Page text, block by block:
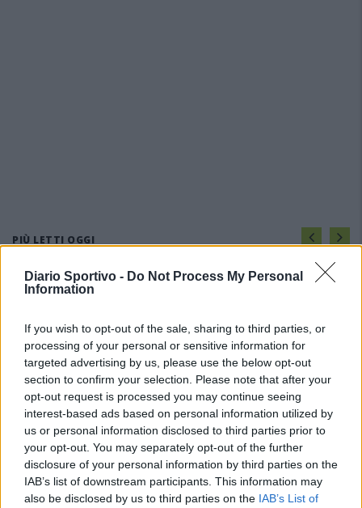
Diario Sportivo - Do Not Process My Personal
Information
If you wish to opt-out of the sale, sharing to third parties, or
processing of your personal or sensitive information for
targeted advertising by us, please use the below opt-out
section to confirm your selection. Please note that after your
opt-out request is processed you may continue seeing
interest-based ads based on personal information utilized by
us or personal information disclosed to third parties prior to
your opt-out. You may separately opt-out of the further
disclosure of your personal information by third parties on the
IAB’s list of downstream participants. This information may
also be disclosed by us to third parties on the IAB’s List of
PIÙ LETTI OGGI
8 Ago 2026
Il Latte Dolce prende Dumani dalla Torres,
Mascia, Sorgente, Lopes, Limberti e Cherchi
gli altri acquisti
8 Ago 2026
DPCM 3 dicembre, per il calcio dilettantistico
stop prolungato fino al 15 gennaio 2021
3 Dic 2020